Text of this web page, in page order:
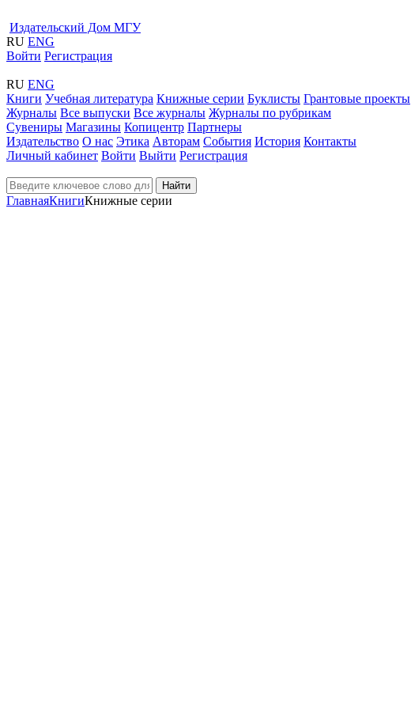
Издательский Дом МГУ
RU ENG
Войти Регистрация
RU ENG
Книги Учебная литература Книжные серии Буклисты Грантовые проекты
Журналы Все выпуски Все журналы Журналы по рубрикам
Сувениры Магазины Копицентр Партнеры
Издательство О нас Этика Авторам События История Контакты
Личный кабинет Войти Выйти Регистрация
Найти
ГлавнаяКнигиКнижные серии